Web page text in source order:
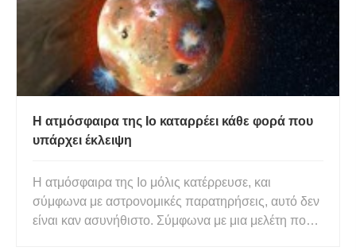
Η ατμόσφαιρα της Io καταρρέει κάθε φορά που
υπάρχει έκλειψη
Η ατμόσφαιρα της Io μόλις κατέρρευσε, και
σύμφωνα με αστρονομικές παρατηρήσεις, αυτό δεν
είναι καν ασυνήθιστο. Σύμφωνα με μια μελέτη που